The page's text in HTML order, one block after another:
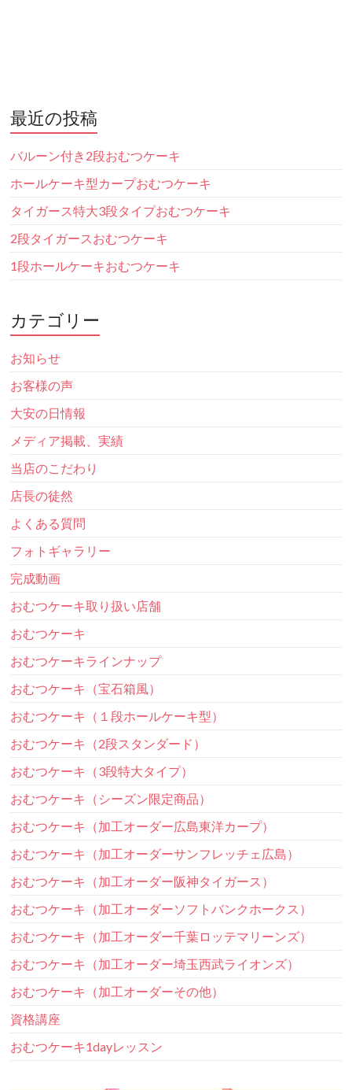
最近の投稿
バルーン付き2段おむつケーキ
ホールケーキ型カープおむつケーキ
タイガース特大3段タイプおむつケーキ
2段タイガースおむつケーキ
1段ホールケーキおむつケーキ
カテゴリー
お知らせ
お客様の声
大安の日情報
メディア掲載、実績
当店のこだわり
店長の徒然
よくある質問
フォトギャラリー
完成動画
おむつケーキ取り扱い店舗
おむつケーキ
おむつケーキラインナップ
おむつケーキ（宝石箱風）
おむつケーキ（１段ホールケーキ型）
おむつケーキ（2段スタンダード）
おむつケーキ（3段特大タイプ）
おむつケーキ（シーズン限定商品）
おむつケーキ（加工オーダー広島東洋カープ）
おむつケーキ（加工オーダーサンフレッチェ広島）
おむつケーキ（加工オーダー阪神タイガース）
おむつケーキ（加工オーダーソフトバンクホークス）
おむつケーキ（加工オーダー千葉ロッテマリーンズ）
おむつケーキ（加工オーダー埼玉西武ライオンズ）
おむつケーキ（加工オーダーその他）
資格講座
おむつケーキ1dayレッスン